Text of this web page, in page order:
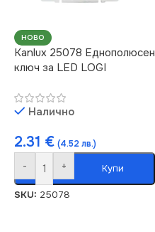
НОВО
Kanlux 25078 Еднополюсен
ключ за LED LOGI
Налично
2.31 € (4.52 лв.)
- + Купи
SKU: 25078